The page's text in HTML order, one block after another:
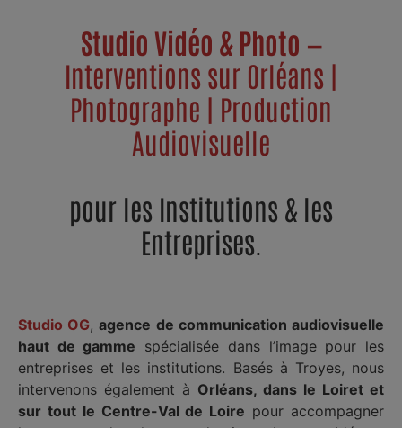
Découvrir nos services
Plus d'info
Studio Vidéo & Photo —
Interventions sur Orléans |
Photographe | Production
Audiovisuelle
pour les Institutions & les
Entreprises.
Studio OG,agence de communication audiovisuelle
haut de gamme spécialisée dans l’image pour les
entreprises et les institutions. Basés à Troyes, nous
intervenons également à Orléans, dans le Loiret et
sur tout le Centre-Val de Loire pour accompagner